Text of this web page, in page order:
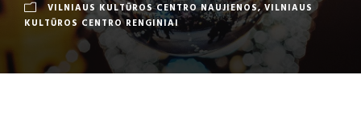
VILNIAUS KULTŪROS CENTRO NAUJIENOS, VILNIAUS
KULTŪROS CENTRO RENGINIAI